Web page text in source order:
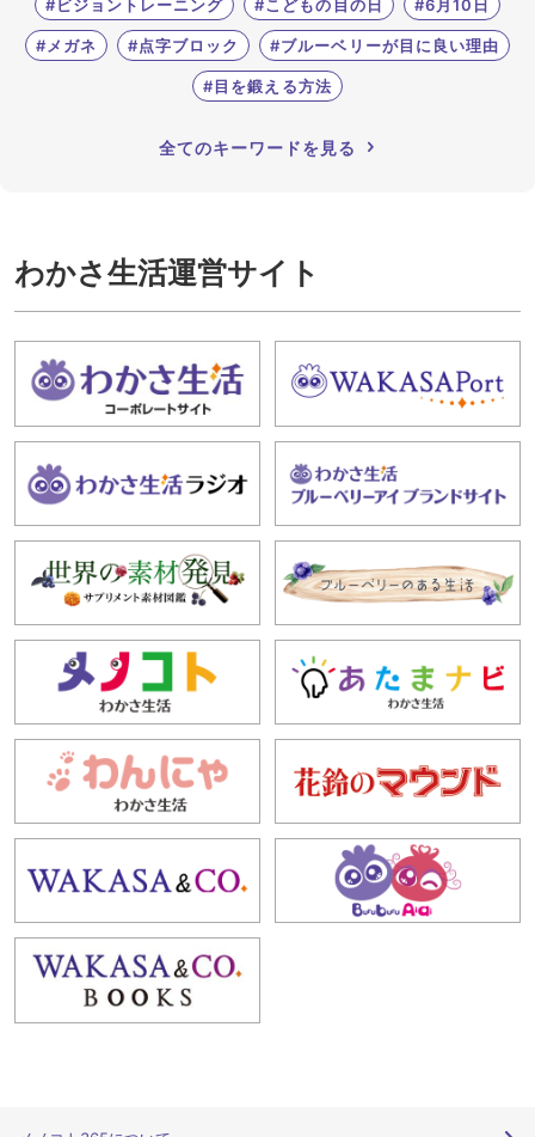
#ビジョントレーニング #こどもの目の日 #6月10日
#メガネ #点字ブロック #ブルーベリーが目に良い理由
#目を鍛える方法
全てのキーワードを見る
わかさ生活運営サイト